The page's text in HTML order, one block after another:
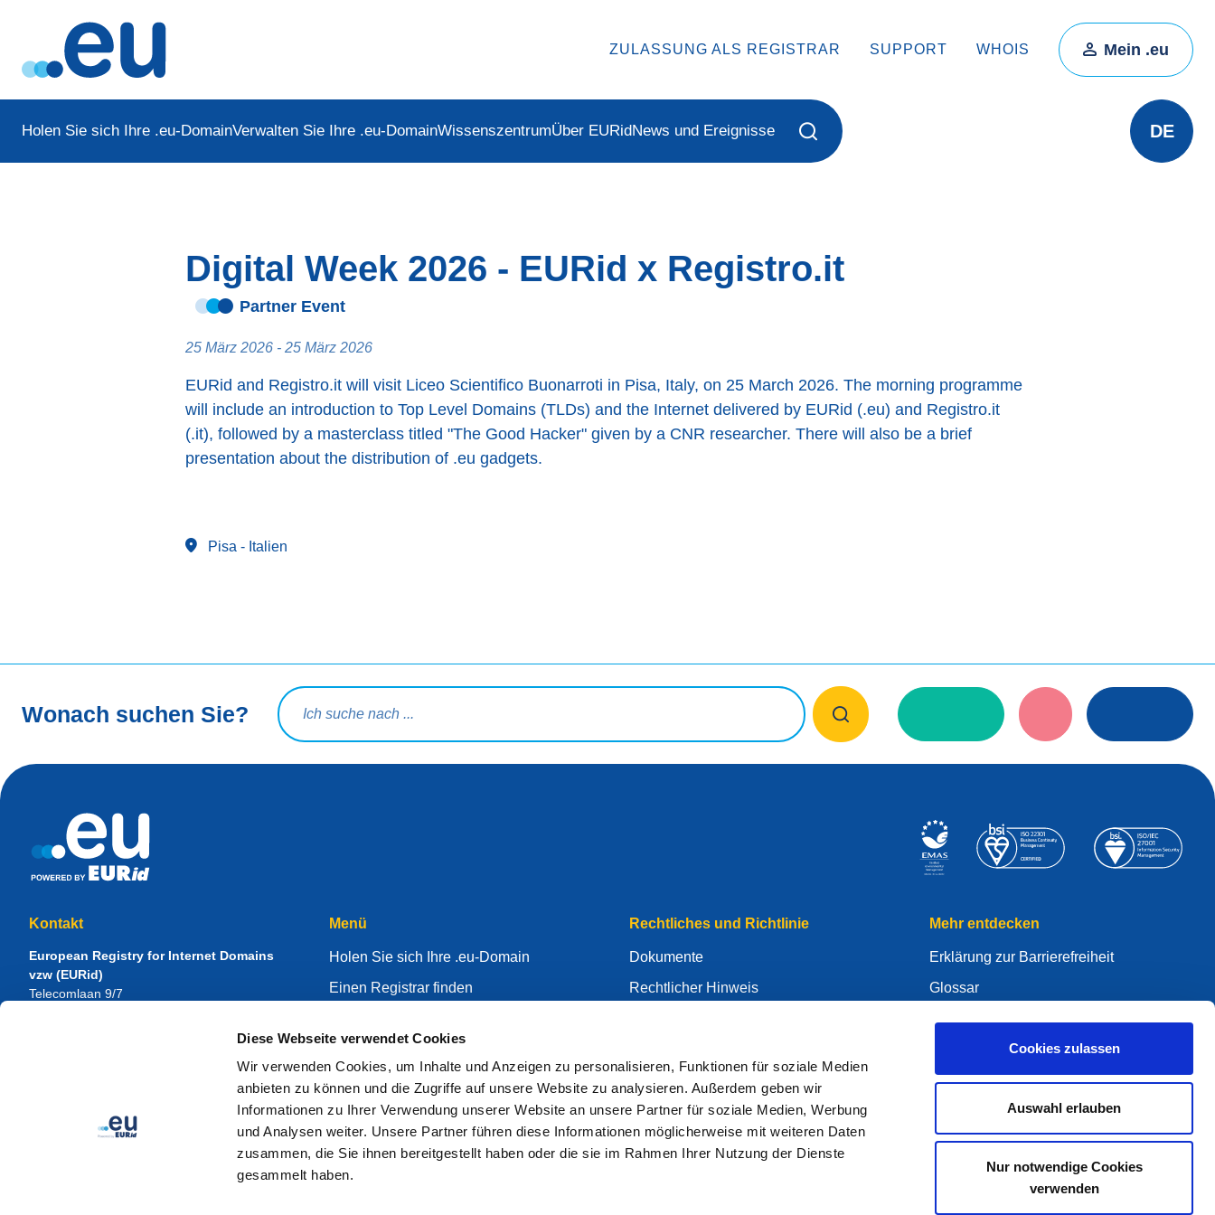
Diese Webseite verwendet Cookies
Wir verwenden Cookies, um Inhalte und Anzeigen zu personalisieren, Funktionen für soziale Medien
anbieten zu können und die Zugriffe auf unsere Website zu analysieren. Außerdem geben wir
Informationen zu Ihrer Verwendung unserer Website an unsere Partner für soziale Medien, Werbung
und Analysen weiter. Unsere Partner führen diese Informationen möglicherweise mit weiteren Daten
zusammen, die Sie ihnen bereitgestellt haben oder die sie im Rahmen Ihrer Nutzung der Dienste
gesammelt haben.
Cookies zulassen
Auswahl erlauben
Nur notwendige Cookies
verwenden
ZULASSUNG ALS REGISTRAR SUPPORT WHOIS Mein .eu
Holen Sie sich Ihre .eu-DomainVerwalten Sie Ihre .eu-DomainWissenszentrumÜber EURidNews und Ereignisse DE
Digital Week 2026 - EURid x Registro.it
Partner Event
25 März 2026 - 25 März 2026
EURid and Registro.it will visit Liceo Scientifico Buonarroti in Pisa, Italy, on 25 March 2026. The morning programme
will include an introduction to Top Level Domains (TLDs) and the Internet delivered by EURid (.eu) and Registro.it
(.it), followed by a masterclass titled "The Good Hacker" given by a CNR researcher. There will also be a brief
presentation about the distribution of .eu gadgets.
Pisa - Italien
Wonach suchen Sie?
Suchanfrage
Kontakt
European Registry for Internet Domains
vzw (EURid)
Telecomlaan 9/7
RPR Brussel – VAT BE 0864.240.405
Presseanfragen: press@eurid.eu
Menü
Holen Sie sich Ihre .eu-Domain
Einen Registrar finden
Wissenszentrum
Über EURid
Zulassung als Registrar
Rechtliches und Richtlinie
Dokumente
Rechtlicher Hinweis
Cookie-Politik
Articles of Association
EURid Responsible Disclosure Policy
Mehr entdecken
Erklärung zur Barrierefreiheit
Glossar